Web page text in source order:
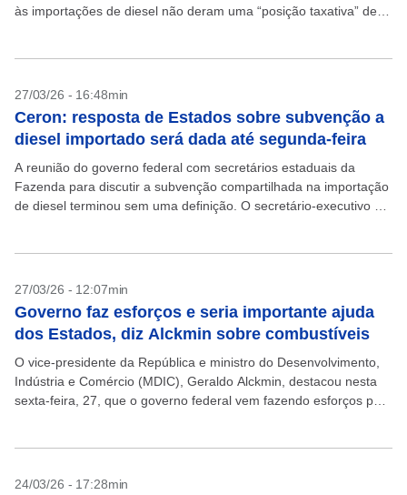
às importações de diesel não deram uma “posição taxativa” de
27/03/26 - 16:48min
Ceron: resposta de Estados sobre subvenção a
diesel importado será dada até segunda-feira
A reunião do governo federal com secretários estaduais da
Fazenda para discutir a subvenção compartilhada na importação
de diesel terminou sem uma definição. O secretário-executivo do
27/03/26 - 12:07min
Governo faz esforços e seria importante ajuda
dos Estados, diz Alckmin sobre combustíveis
O vice-presidente da República e ministro do Desenvolvimento,
Indústria e Comércio (MDIC), Geraldo Alckmin, destacou nesta
sexta-feira, 27, que o governo federal vem fazendo esforços para
24/03/26 - 17:28min